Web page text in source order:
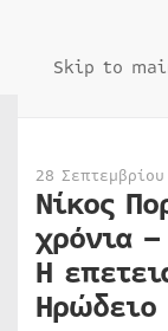
Skip to
28
Νίκος
χρόνια
Η
Ηρώδειο